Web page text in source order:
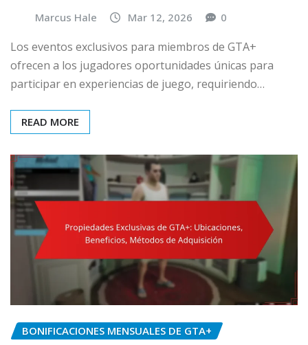
Marcus Hale Mar 12, 2026 0
Los eventos exclusivos para miembros de GTA+
ofrecen a los jugadores oportunidades únicas para
participar en experiencias de juego, requiriendo…
READ MORE
BONIFICACIONES MENSUALES DE GTA+